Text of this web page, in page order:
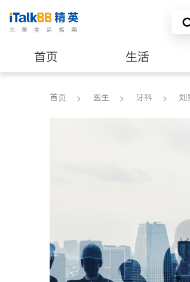
首页 生活
养老 非盈利组织
首页 医生 牙科 刘